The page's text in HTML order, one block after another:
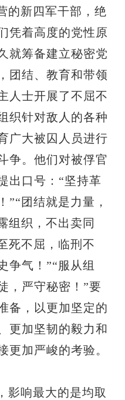
的新四军干部，绝
凭着高度的党性原
就筹备建立秘密党
团结、教育和带领
人士开展了不屈不
织针对敌人的各种
广大被囚人员进行
争。他们对被俘官
出口号：“坚持革
”“团结就是力量，
组织，不出卖同
死不屈，临刑不
争气！”“服从组
，严守秘密！”要
备，以更加坚定的
更加坚韧的毅力和
更加严峻的考验。
影响最大的是均取